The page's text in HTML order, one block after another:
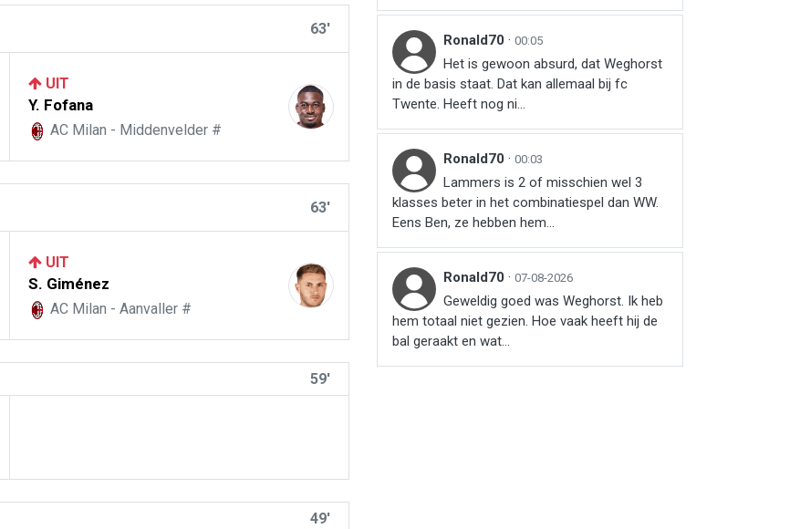
63'
UIT
Y. Fofana
AC Milan - Middenvelder #
63'
UIT
S. Giménez
AC Milan - Aanvaller #
59'
49'
Ronald70 · 00:05
Het is gewoon absurd, dat Weghorst
in de basis staat. Dat kan allemaal bij fc
Twente. Heeft nog ni...
Ronald70 · 00:03
Lammers is 2 of misschien wel 3
klasses beter in het combinatiespel dan WW.
Eens Ben, ze hebben hem...
Ronald70 · 07-08-2026
Geweldig goed was Weghorst. Ik heb
hem totaal niet gezien. Hoe vaak heeft hij de
bal geraakt en wat...